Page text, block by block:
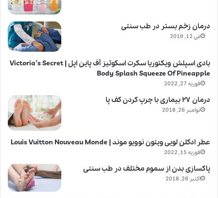
درمان زخم بستر در طب سنتی
می 12, 2019
بادی اسپلش ویکتوریا سکرت اسکوئیز آف پاین اپل | Victoria’s Secret
Body Splash Squeeze Of Pineapple
فوریه 27, 2022
درمان ۲۷ بیماری با چرپ کردن کف پا
نوامبر 26, 2018
عطر ادکلن لویی ویتون نوویو موند | Louis Vuitton Nouveau Monde
فوریه 15, 2022
پاکسازی بدن از سموم مختلف در طب سنتی
اکتبر 26, 2018